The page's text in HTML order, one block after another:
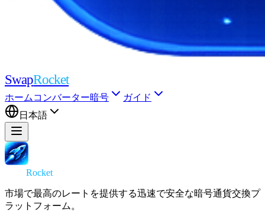
SwapRocket
ホーム コンバーター暗号
ガイド
日本語
Rocket
市場で最高のレートを提供する迅速で安全な暗号通貨交換プ
ラットフォーム。